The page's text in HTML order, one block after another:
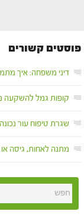
פוסטים קשורים
דיני משפחה: איך
קופות גמל להשקעה
שגרת טיפוח עור
מתנה לאחות, גיסה